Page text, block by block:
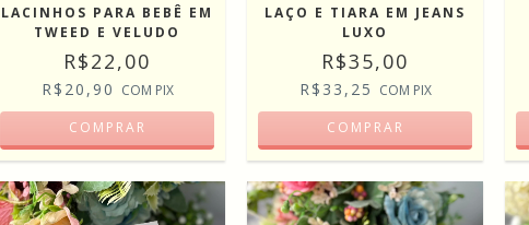
LACINHOS PARA BEBÊ EM
TWEED E VELUDO
R$22,00
R$20,90 COM PIX
COMPRAR
LAÇO E TIARA EM JEANS
LUXO
R$35,00
R$33,25 COM PIX
COMPRAR